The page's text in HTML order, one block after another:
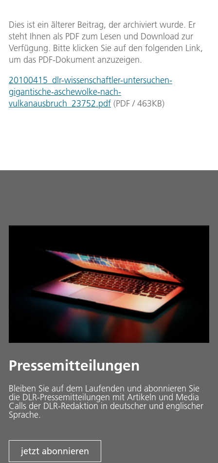
Dies ist ein älterer Beitrag, der archiviert wurde. Er
steht Ihnen als PDF zum Lesen und Download zur
Verfügung. Bitte klicken Sie auf den folgenden Link,
um das PDF-Dokument anzuzeigen.
20100415_dlr-wissenschaftler-untersuchen-
gigantische-aschewolke-nach-
vulkanausbruch_23752.pdf (PDF / 463KB)
Pressemitteilungen
Bleiben Sie auf dem Laufenden und abonnieren Sie
die DLR-Pressemitteilungen mit Artikeln und Media
Calls der DLR-Redaktion in deutscher und englischer
Sprache.
jetzt abonnieren